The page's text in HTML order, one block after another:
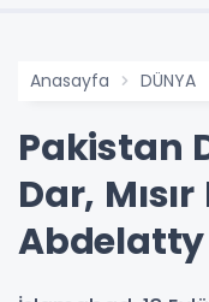
Anasayfa DÜNYA
Pakistan
Dar,